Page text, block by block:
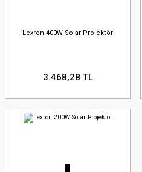
Lexron 400W Solar Projektör
3.468,28 TL